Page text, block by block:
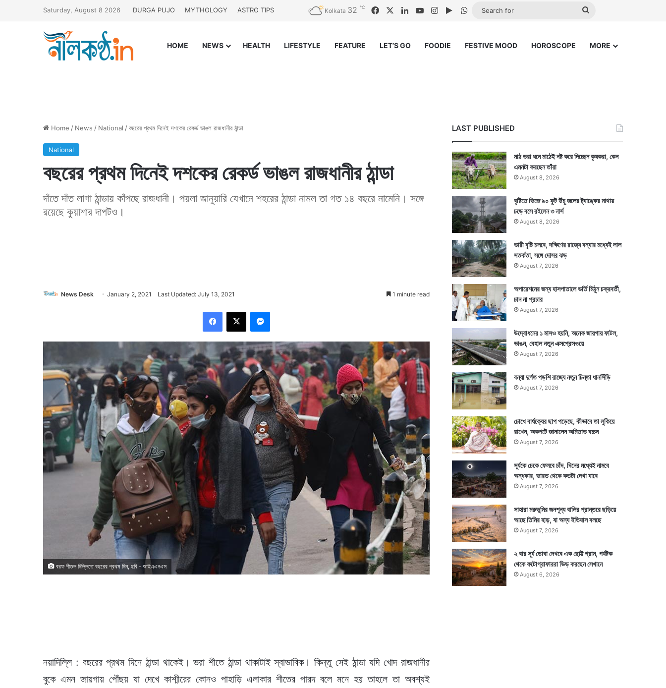
Saturday, August 8 2026 DURGA PUJO MYTHOLOGY ASTRO TIPS Kolkata 32 ℃ FacebookLinkedInYouTubeInstagramGoogle Play
WhatsApp
Search
HOME NEWS HEALTH LIFESTYLE FEATURE LET’S GO FOODIE FESTIVE MOOD HOROSCOPE MORE
Home / News / National /বছরের প্রথম দিনেই দশকের রেকর্ড ভাঙল রাজধানীর ঠান্ডা
National
বছরের প্রথম দিনেই দশকের রেকর্ড ভাঙল রাজধানীর ঠান্ডা
দাঁতে দাঁত লাগা ঠান্ডায় কাঁপছে রাজধানী। পয়লা জানুয়ারি যেখানে শহরের ঠান্ডা নামল তা গত ১৪ বছরে নামেনি। সঙ্গে
রয়েছে কুয়াশার দাপটও।
News Desk January 2, 2021 Last Updated: July 13, 2021 1 minute read
বরফ শীতল দিল্লিতে বছরের প্রথম দিন, ছবি - আইএএনএস
নয়াদিল্লি : বছরের প্রথম দিনে ঠান্ডা থাকেই। ভরা শীতে ঠান্ডা থাকাটাই স্বাভাবিক। কিন্তু সেই ঠান্ডা যদি খোদ রাজধানীর
বুকে এমন জায়গায় পৌঁছয় যা দেখে কাশ্মীরের কোনও পাহাড়ি এলাকার শীতের পারদ বলে মনে হয় তাহলে তা অবশ্যই
LAST PUBLISHED
মাঠ ভরা ধনে মাঠেই নষ্ট করে দিচ্ছেন কৃষকরা, কেন
এমনটা করছেন তাঁরা
August 8, 2026
বৃষ্টিতে ভিজে ৯০ ফুট উঁচু জলের ট্যাঙ্কের মাথায়
চড়ে বসে রইলেন ৩ নার্স
August 8, 2026
ভারী বৃষ্টি চলবে, দক্ষিণের রাজ্যে বন্যার মধ্যেই লাল
সতর্কতা, সঙ্গে দোসর ঝড়
August 7, 2026
অপারেশনের জন্য হাসপাতালে ভর্তি মিঠুন চক্রবর্তী,
চান না প্রচার
August 7, 2026
উদ্বোধনের ১ মাসও হয়নি, অনেক জায়গায় ফাটল,
ভাঙন, বেহাল নতুন এক্সপ্রেসওয়ে
August 7, 2026
বন্যা দুর্গত পড়শি রাজ্যে নতুন চিন্তা ধানসিঁড়ি
August 7, 2026
চোখে বার্ধক্যের ছাপ পড়েছে, কীভাবে তা লুকিয়ে
রাখেন, অকপটে জানালেন অমিতাভ বচ্চন
August 7, 2026
সূর্যকে ঢেকে ফেলবে চাঁদ, দিনের মধ্যেই নামবে
অন্ধকার, ভারত থেকে কতটা দেখা যাবে
August 7, 2026
সাহারা মরুভূমির জনশূন্য বালির প্রান্তরে ছড়িয়ে
আছে তিমির হাড়, যা অন্য ইতিহাস বলছে
August 7, 2026
২ বার সূর্য ডোবা দেখবে এক ছোট্ট গ্রাম, পর্যটক
থেকে ফটোগ্রাফাররা ভিড় করছেন সেখানে
August 6, 2026